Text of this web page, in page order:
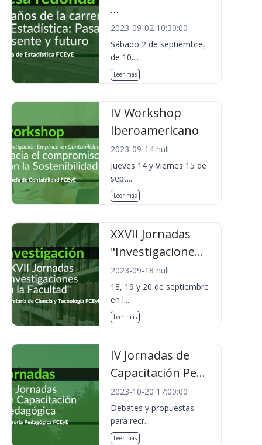
...
2023-09-02 10:30:00
Sábado 2 de septiembre,
de 10....
Leer más
IV Workshop
Iberoamericano
2023-09-14 null
Jueves 14 y Viernes 15 de
sept...
Leer más
XXVII Jornadas
"Investigacione...
2023-09-18 null
18, 19 y 20 de septiembre
en l...
Leer más
IV Jornadas de
Capacitación Pe...
2023-10-20 17:00:00
Debates y propuestas
para recr...
Leer más